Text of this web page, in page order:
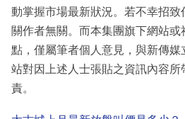
動掌握市場最新狀況。若不幸招
關作者無關。而本集團旗下網站
點，僅屬筆者個人意見，與新傳媒
站對因上述人士張貼之資訊內容所
責。